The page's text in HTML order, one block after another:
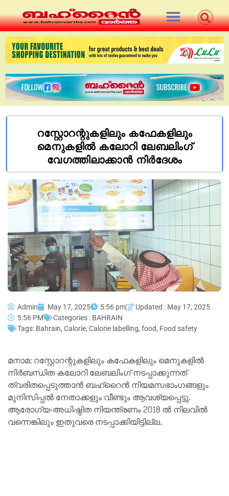
റസ്റ്റോറന്റുകളിലും കഫേകളിലും
മെനുകളില്‍ കലോറി ലേബലിംഗ്
വേഗത്തിലാക്കാന്‍ നിര്‍ദേശം
Admin May 17, 2025 5:56 pm
Updated : May 17, 2025
5:56 PM
Categories : BAHRAIN
Tags: Bahrain, Calorie, Calorie labelling, food, Food safety
മനാമ: റസ്റ്റോറന്റുകളിലും കഫേകളിലും മെനുകളില്‍
നിര്‍ബന്ധിത കലോറി ലേബലിംഗ് നടപ്പാക്കുന്നത്
ത്വരിതപ്പെടുത്താന്‍ ബഹ്റൈന്‍ നിയമസഭാംഗങ്ങളും
മുനിസിപ്പല്‍ നേതാക്കളും വീണ്ടും ആവശ്യപ്പെട്ടു.
ആരോഗ്യ-അധിഷ്ഠിത നിയന്ത്രണം 2018 ല്‍ നിലവില്‍
വന്നെങ്കിലും ഇതുവരെ നടപ്പാക്കിയിട്ടില്ല.